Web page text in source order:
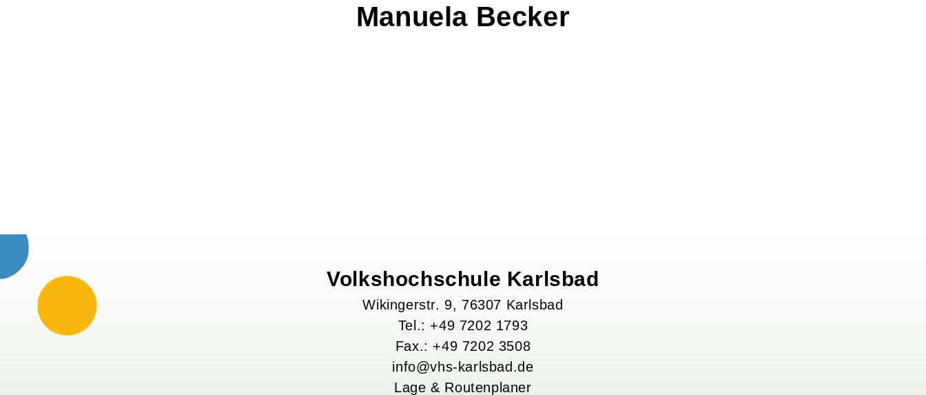
Manuela Becker
Volkshochschule Karlsbad
Wikingerstr. 9, 76307 Karlsbad
Tel.: +49 7202 1793
Fax.: +49 7202 3508
info@vhs-karlsbad.de
Lage & Routenplaner